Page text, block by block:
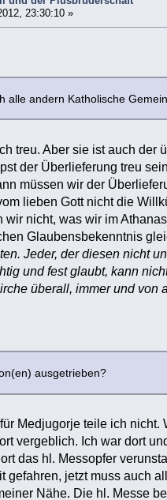
23:30:10 »
alle andern Katholische
treu. Aber sie ist auch
der Überlieferung treu
müssen wir der
lieben Gott nicht die
wir nicht, was wir im
Glaubensbekenntnis
Jeder, der diesen nicht
und fest glaubt, kann
überall, immer und
ausgetrieben?
Medjugorje teile ich
vergeblich. Ich war dort
das hl. Messopfer
gefahren, jetzt muss auch
Nähe. Die hl. Messe